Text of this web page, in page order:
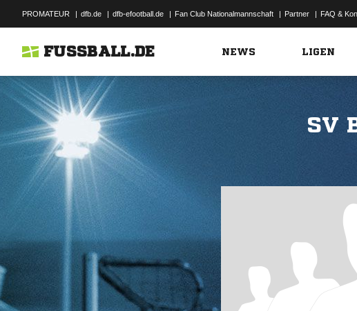
PROMATEUR | dfb.de | dfb-efootball.de | Fan Club Nationalmannschaft | Partner | FAQ &
FUSSBALL.DE NEWS LIGEN
SV